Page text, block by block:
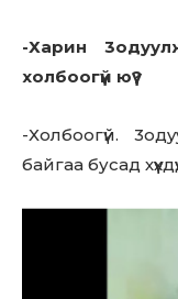
-Харин
холбоогүй юү?
-Холбоогүй.
байгаа бусад